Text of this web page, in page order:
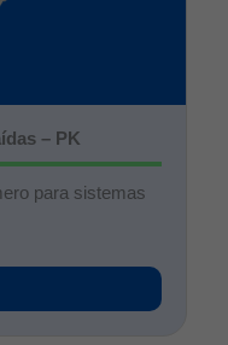
– PK
para sistemas